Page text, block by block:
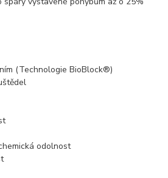
(Technologie BioBlock®)
odolnost